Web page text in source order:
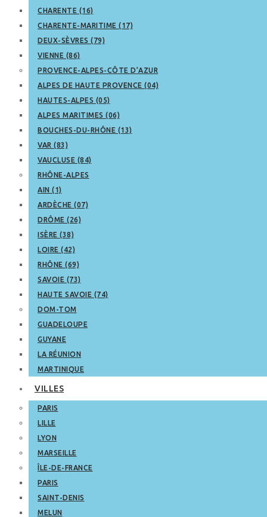
CHARENTE (16)
CHARENTE-MARITIME (17)
DEUX-SÈVRES (79)
VIENNE (86)
PROVENCE-ALPES-CÔTE D’AZUR
ALPES DE HAUTE PROVENCE (04)
HAUTES-ALPES (05)
ALPES MARITIMES (06)
BOUCHES-DU-RHÔNE (13)
VAR (83)
VAUCLUSE (84)
RHÔNE-ALPES
AIN (1)
ARDÈCHE (07)
DRÔME (26)
ISÈRE (38)
LOIRE (42)
RHÔNE (69)
SAVOIE (73)
HAUTE SAVOIE (74)
DOM-TOM
GUADELOUPE
GUYANE
LA RÉUNION
MARTINIQUE
VILLES
PARIS
LILLE
LYON
MARSEILLE
ÎLE-DE-FRANCE
PARIS
SAINT-DENIS
MELUN